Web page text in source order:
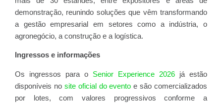
demonstração, reunindo soluções que vêm transformando
a gestão empresarial em setores como a indústria, o
agronegócio, a construção e a logística.
Ingressos e informações
Os ingressos para o Senior Experience 2026 já estão
disponíveis no site oficial do evento e são comercializados
por lotes, com valores progressivos conforme a